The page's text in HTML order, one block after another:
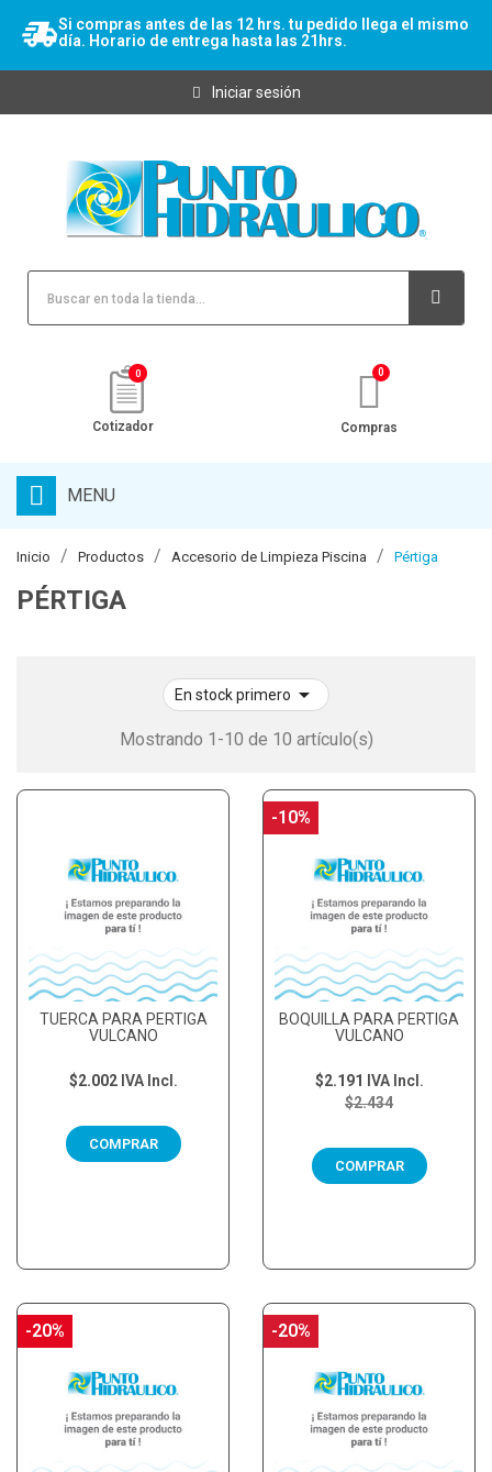
Si compras antes de las 12 hrs. tu pedido llega el mismo
día. Horario de entrega hasta las 21hrs.
Iniciar sesión
0
Cotizador Compras
MENU
Inicio Productos Accesorio de Limpieza Piscina Pértiga
PÉRTIGA
En stock primero 
Mostrando 1-10 de 10 artículo(s)
TUERCA PARA PERTIGA
VULCANO
$2.002 IVA Incl.
COMPRAR
BOQUILLA PARA PERTIGA
VULCANO
$2.434
$2.191 IVA Incl.
COMPRAR
-10%
-20% -20%